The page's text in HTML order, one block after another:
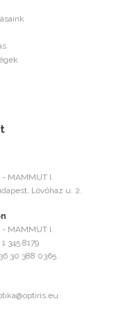
- MAMMUT I.
Lövőház u. 2.
- MAMMUT I.
345 8179
30 388 0365